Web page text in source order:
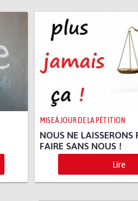
MISE À JOUR DE LA PÉTITION
NOUS NE LAISSERONS
FAIRE SANS NOUS !
Lire